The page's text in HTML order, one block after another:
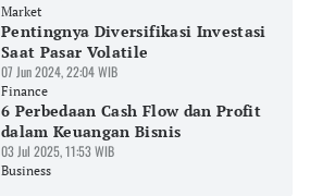
Market
Pentingnya Diversifikasi Investasi
Saat Pasar Volatile
07 Jun 2024, 22:04 WIB
Finance
6 Perbedaan Cash Flow dan Profit
dalam Keuangan Bisnis
03 Jul 2025, 11:53 WIB
Business